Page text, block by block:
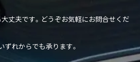
丈夫です。どうぞお気軽にお問合せくだ
ずれからでも承ります。